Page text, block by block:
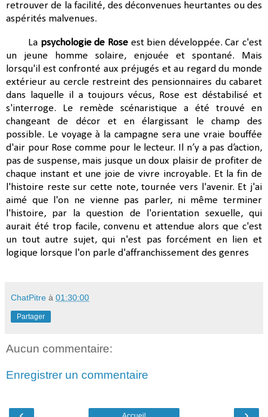
retrouver de la facilité, des déconvenues heurtantes ou des
aspérités malvenues.
La psychologie de Roseest bien développée. Car c'est
un jeune homme solaire, enjouée et spontané. Mais
lorsqu'il est confronté aux préjugés et au regard du monde
extérieur au cercle restreint des pensionnaires du cabaret
dans laquelle il a toujours vécus, Rose est déstabilisé et
s'interroge. Le remède scénaristique a été trouvé en
changeant de décor et en élargissant le champ des
possible. Le voyage à la campagne sera une vraie bouffée
d'air pour Rose comme pour le lecteur.
Il n’y a pas d’action,
pas de suspense, mais jusque un doux plaisir de profiter de
chaque instant et une joie de vivre incroyable. Et la fin de
l'histoire reste sur cette note, tournée vers l'avenir. Et j'ai
aimé que l'on ne vienne pas parler, ni même terminer
l'histoire, par la question de l'orientation sexuelle, qui
aurait été trop facile, convenu et attendue alors que c'est
un tout autre sujet, qui n'est pas forcément en lien et
logique lorsque l'on parle d'affranchissement des genres
ChatPitre à 01:30:00
Partager
Aucun commentaire:
Enregistrer un commentaire